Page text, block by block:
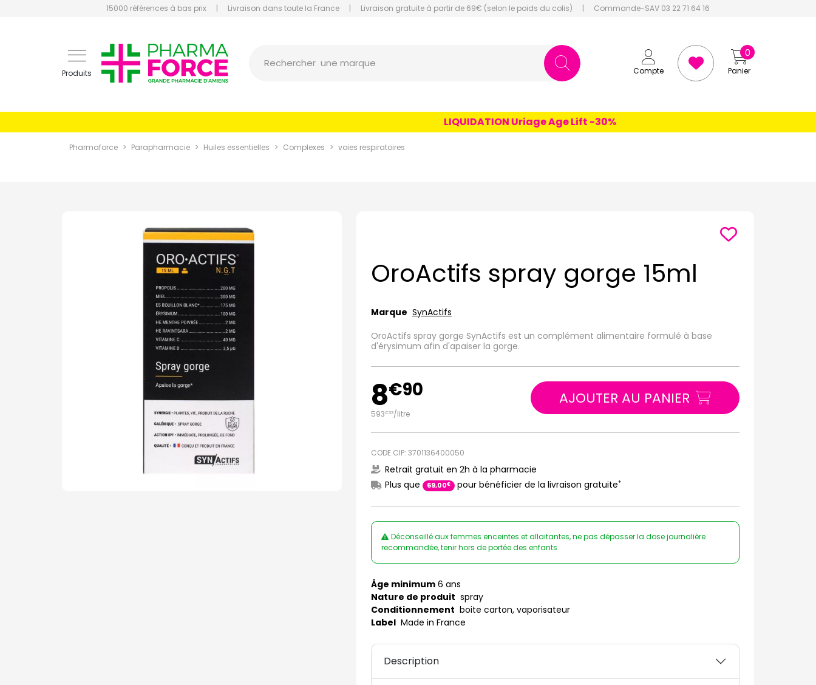
15000 références à bas prix | Livraison dans toute la France | Livraison gratuite à partir de 69€ (selon le poids du colis) | Commande-SAV 03 22 71 64 16
Produits Compte Panier
0
Rechercher
LIQUIDATION Uriage Age Lift -30%
Pharmaforce Parapharmacie Huiles essentielles Complexes voies respiratoires
OroActifs spray gorge 15ml
Marque SynActifs
OroActifs spray gorge SynActifs est un complément alimentaire formulé à base
d'érysimum afin d'apaiser la gorge.
8€90
593€33/litre
AJOUTER AU PANIER
CODE CIP: 3701136400050
Retrait gratuit en 2h à la pharmacie
Plus que
69,00€ pour bénéficier de la livraison gratuite*
Déconseillé aux femmes enceintes et allaitantes, ne pas dépasser la dose journalière
recommandée, tenir hors de portée des enfants
Âge minimum 6 ans
Nature de produit spray
Conditionnement boite carton, vaporisateur
Label Made in France
Description